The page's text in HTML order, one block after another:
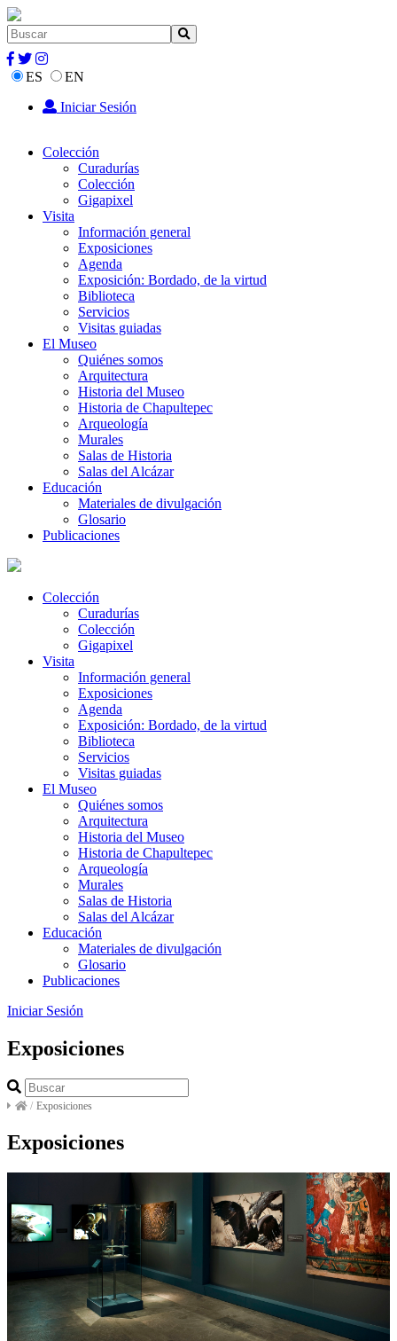
ES
EN
Iniciar Sesión
Colección
Curadurías
Colección
Gigapixel
Visita
Información general
Exposiciones
Agenda
Exposición: Bordado, de la virtud
Biblioteca
Servicios
Visitas guiadas
El Museo
Quiénes somos
Arquitectura
Historia del Museo
Historia de Chapultepec
Arqueología
Murales
Salas de Historia
Salas del Alcázar
Educación
Materiales de divulgación
Glosario
Publicaciones
Colección
Curadurías
Colección
Gigapixel
Visita
Información general
Exposiciones
Agenda
Exposición: Bordado, de la virtud
Biblioteca
Servicios
Visitas guiadas
El Museo
Quiénes somos
Arquitectura
Historia del Museo
Historia de Chapultepec
Arqueología
Murales
Salas de Historia
Salas del Alcázar
Educación
Materiales de divulgación
Glosario
Publicaciones
Iniciar Sesión
Exposiciones
/ Exposiciones
Exposiciones